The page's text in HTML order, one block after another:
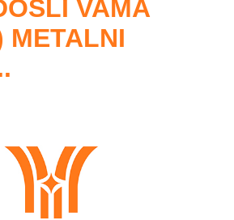
VAMA
METALNI